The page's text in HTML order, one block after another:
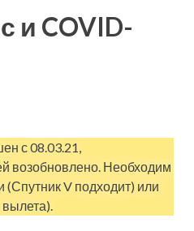
и COVID-
с 08.03.21,
возобновлено. Необходим
(Спутник V подходит) или